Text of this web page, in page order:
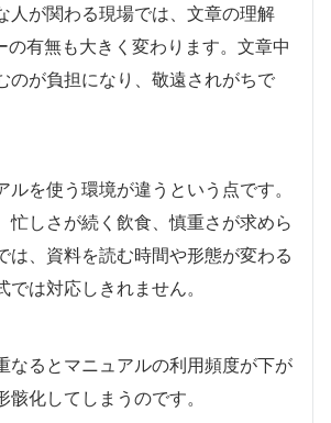
人が関わる現場では、文章の理解
の有無も大きく変わります。文章中
のが負担になり、敬遠されがちで
ルを使う環境が違うという点です。
忙しさが続く飲食、慎重さが求めら
は、資料を読む時間や形態が変わる
では対応しきれません。
なるとマニュアルの利用頻度が下が
骸化してしまうのです。